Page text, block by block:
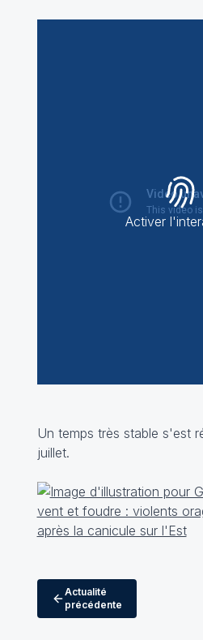
Activer
Un temps très stable s'est
juillet.
Actualité
précédente